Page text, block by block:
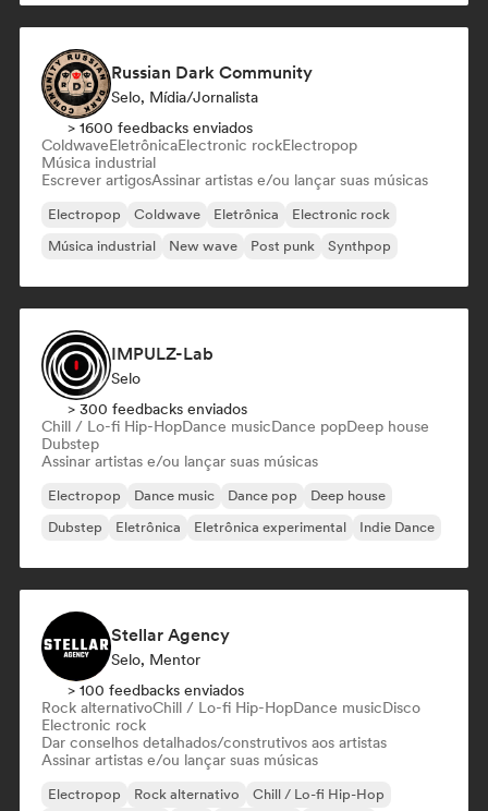
Russian Dark Community
Selo, Mídia/Jornalista
> 1600 feedbacks enviados
ColdwaveEletrônicaElectronic rockElectropop
Música industrial
Escrever artigosAssinar artistas e/ou lançar suas músicas
Electropop Coldwave Eletrônica
Electronic rock
Música industrial
New wave Post punk Synthpop
IMPULZ-Lab
Selo
> 300 feedbacks enviados
Chill / Lo-fi Hip-HopDance musicDance popDeep house
Dubstep
Assinar artistas e/ou lançar suas músicas
Electropop Dance music Dance pop
Deep house
Dubstep
Eletrônica Eletrônica experimental Indie Dance
Stellar Agency
Selo, Mentor
> 100 feedbacks enviados
Rock alternativoChill / Lo-fi Hip-HopDance musicDisco
Electronic rock
Dar conselhos detalhados/construtivos aos artistas
Assinar artistas e/ou lançar suas músicas
Electropop Rock alternativo
Chill / Lo-fi Hip-Hop